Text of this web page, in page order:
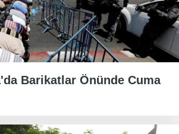
Barikatlar Önünde Cuma